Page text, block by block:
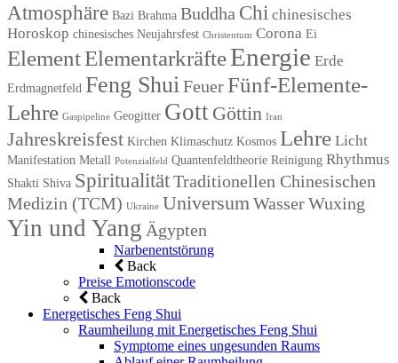
Atmosphäre Bazi Brahma Buddha Chi chinesisches
Horoskop chinesisches Neujahrsfest Christentum Corona Ei
ElementElementarkräfteEnergie Erde
Erdmagnetfeld Feng ShuiFeuerFünf-Elemente-
Lehre Gaspipeline Geogitter Gott Göttin Iran
Jahreskreisfest Kirchen Klimaschutz Kosmos Lehre Licht
Manifestation Metall Potenzialfeld Quantenfeldtheorie Reinigung Rhythmus
Shakti Shiva SpiritualitätTraditionellen Chinesischen
Medizin (TCM) Ukraine UniversumWasserWuxing
Yin und Yang Ägypten
Narbenentstörung
Back
Preise Emotionscode
Back
Energetisches Feng Shui
Raumheilung mit Energetisches Feng Shui
Symptome eines ungesunden Raums